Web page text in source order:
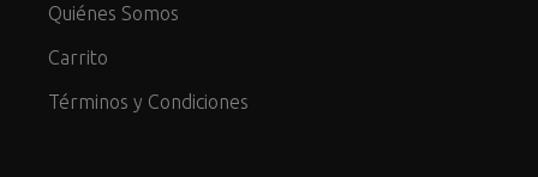
Quiénes Somos
Carrito
Términos y Condiciones